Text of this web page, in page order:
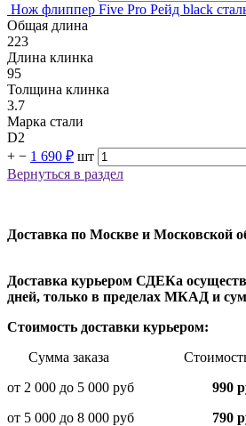
Нож флиппер Five Pro Рейд black
Общая длина
223
Длина клинка
95
Толщина клинка
3.7
Марка стали
D2
+ − 1 690 ₽ шт
Вернуться в раздел
Доставка по Москве и Московской
Доставка курьером СДЕКа
дней, только в пределах МКАД и
Стоимость доставки курьером:
Сумма заказа Стоимость
от 2 000 до 5 000 руб
990
от 5 000 до 8 000 руб 790